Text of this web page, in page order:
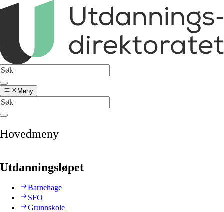
Meny
Hovedmeny
Utdanningsløpet
Barnehage
SFO
Grunnskole